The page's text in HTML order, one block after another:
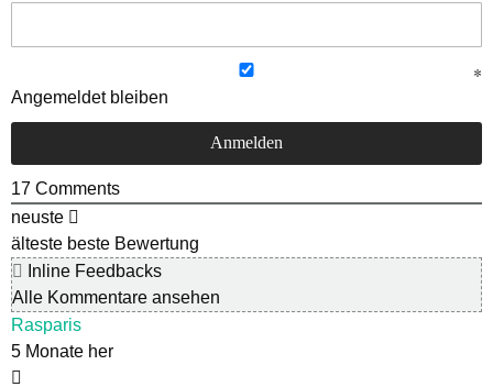
Angemeldet bleiben
17 Comments
neuste
älteste beste Bewertung
Inline Feedbacks
Alle Kommentare ansehen
Rasparis
5 Monate her